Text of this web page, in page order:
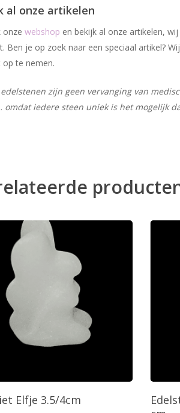
al onze artikelen
onze webshop en bekijk al onze artikelen,
Ben je op zoek naar een speciaal artikel?
op te nemen.
zijn geen vervanging van
omdat iedere steen uniek is het mogelijk
Toevoegen Aan Winkelwagen
Elfje 3.5/4cm